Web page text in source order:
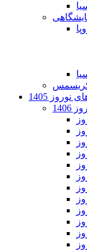
کریسمس
نوروز 1405